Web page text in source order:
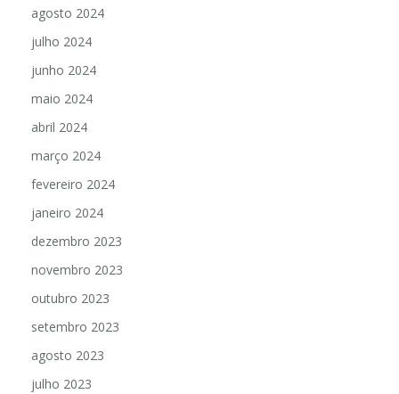
agosto 2024
julho 2024
junho 2024
maio 2024
abril 2024
março 2024
fevereiro 2024
janeiro 2024
dezembro 2023
novembro 2023
outubro 2023
setembro 2023
agosto 2023
julho 2023